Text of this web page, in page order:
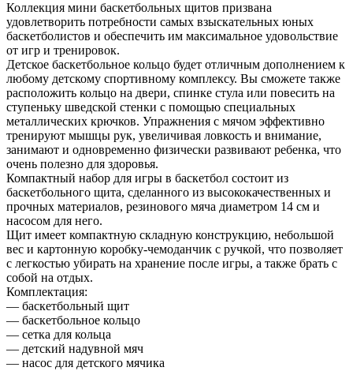
Коллекция мини баскетбольных щитов призвана
удовлетворить потребности самых взыскательных юных
баскетболистов и обеспечить им максимальное удовольствие
от игр и тренировок.
Детское баскетбольное кольцо будет отличным дополнением к
любому детскому спортивному комплексу. Вы сможете также
расположить кольцо на двери, спинке стула или повесить на
ступеньку шведской стенки с помощью специальных
металлических крючков. Упражнения с мячом эффективно
тренируют мышцы рук, увеличивая ловкость и внимание,
занимают и одновременно физически развивают ребенка, что
очень полезно для здоровья.
Компактный набор для игры в баскетбол состоит из
баскетбольного щита, сделанного из высококачественных и
прочных материалов, резинового мяча диаметром 14 см и
насосом для него.
Щит имеет компактную складную конструкцию, небольшой
вес и картонную коробку-чемоданчик с ручкой, что позволяет
с легкостью убирать на хранение после игры, а также брать с
собой на отдых.
Комплектация:
— баскетбольный щит
— баскетбольное кольцо
— сетка для кольца
— детский надувной мяч
— насос для детского мячика